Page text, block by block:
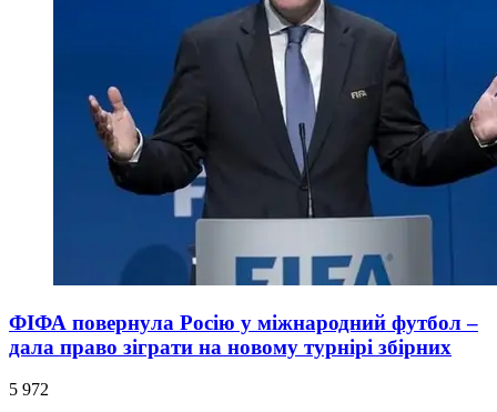
ФІФА повернула Росію у міжнародний футбол –
дала право зіграти на новому турнірі збірних
5 972